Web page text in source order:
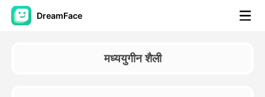
DreamFace
मध्ययुगीन शैली